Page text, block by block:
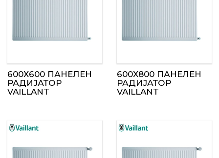
600Х600 ПАНЕЛЕН
РАДИЈАТОР
VAILLANT
600Х800 ПАНЕЛЕН
РАДИЈАТОР
VAILLANT